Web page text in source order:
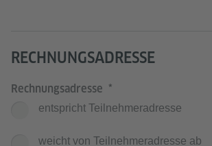
RECHNUNGSADRESSE
Rechnungsadresse
entspricht Teilnehmeradresse
weicht von Teilnehmeradresse ab